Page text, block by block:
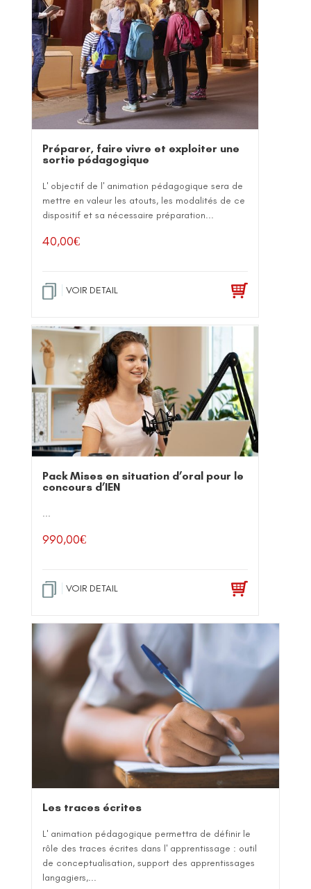
Préparer, faire vivre et exploiter une
sortie pédagogique
L' objectif de l' animation pédagogique sera de
mettre en valeur les atouts, les modalités de ce
dispositif et sa nécessaire préparation...
40,00€
VOIR DETAIL
Pack Mises en situation d’oral pour le
concours d’IEN
...
990,00€
VOIR DETAIL
Les traces écrites
L' animation pédagogique permettra de définir le
rôle des traces écrites dans l' apprentissage : outil
de conceptualisation, support des apprentissages
langagiers,...